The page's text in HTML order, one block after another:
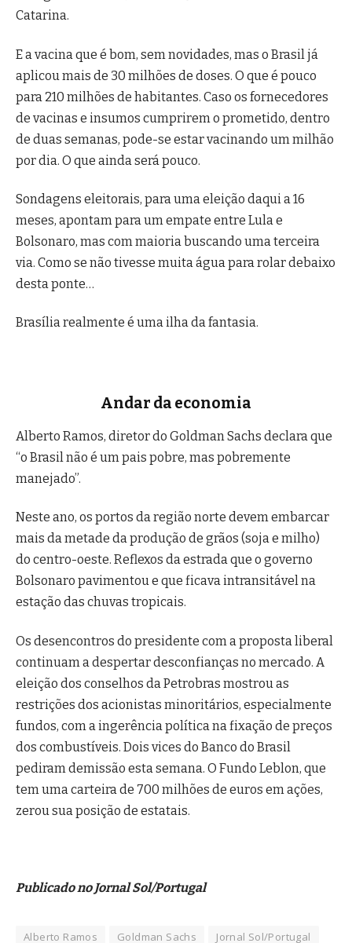
Catarina.
E a vacina que é bom, sem novidades, mas o Brasil já
aplicou mais de 30 milhões de doses. O que é pouco
para 210 milhões de habitantes. Caso os fornecedores
de vacinas e insumos cumprirem o prometido, dentro
de duas semanas, pode-se estar vacinando um milhão
por dia. O que ainda será pouco.
Sondagens eleitorais, para uma eleição daqui a 16
meses, apontam para um empate entre Lula e
Bolsonaro, mas com maioria buscando uma terceira
via. Como se não tivesse muita água para rolar debaixo
desta ponte…
Brasília realmente é uma ilha da fantasia.
Andar da economia
Alberto Ramos, diretor do Goldman Sachs declara que
“o Brasil não é um pais pobre, mas pobremente
manejado”.
Neste ano, os portos da região norte devem embarcar
mais da metade da produção de grãos (soja e milho)
do centro-oeste. Reflexos da estrada que o governo
Bolsonaro pavimentou e que ficava intransitável na
estação das chuvas tropicais.
Os desencontros do presidente com a proposta liberal
continuam a despertar desconfianças no mercado. A
eleição dos conselhos da Petrobras mostrou as
restrições dos acionistas minoritários, especialmente
fundos, com a ingerência política na fixação de preços
dos combustíveis. Dois vices do Banco do Brasil
pediram demissão esta semana. O Fundo Leblon, que
tem uma carteira de 700 milhões de euros em ações,
zerou sua posição de estatais.
Publicado no Jornal Sol/Portugal
Alberto Ramos Goldman Sachs
Jornal Sol/Portugal